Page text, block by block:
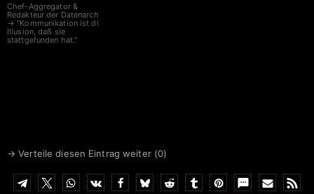
Chef-Aggregator &
Redakteur der Datenarche
→ "Kommunikation ist die
Illusion, daß sie
stattgefunden hat."
→ Verteile diesen Eintrag weiter (0)